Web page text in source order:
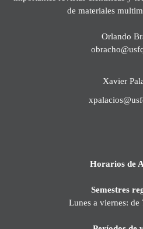
de materiales
Orlando
Xavier
Horarios de
Semestres
Lunes a viernes: de